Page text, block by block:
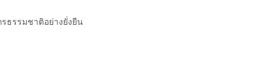
ธรรมชาติอย่างยั่งยืน